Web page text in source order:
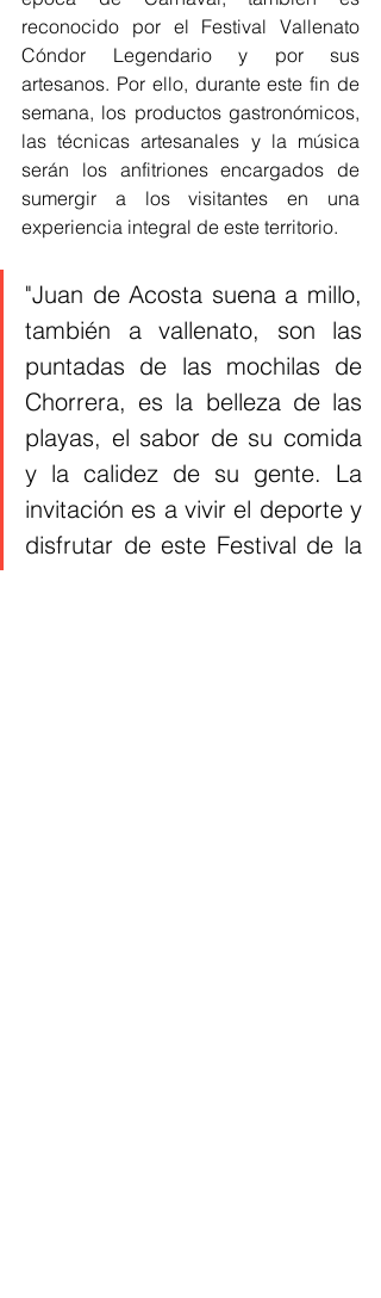
reconocido por el Festival Vallenato
Cóndor Legendario y por sus
artesanos. Por ello, durante este fin de
semana, los productos gastronómicos,
las técnicas artesanales y la música
serán los anfitriones encargados de
sumergir a los visitantes en una
experiencia integral de este territorio.
"Juan de Acosta suena a millo,
también a vallenato, son las
puntadas de las mochilas de
Chorrera, es la belleza de las
playas, el sabor de su comida
y la calidez de su gente. La
invitación es a vivir el deporte y
disfrutar de este Festival de la